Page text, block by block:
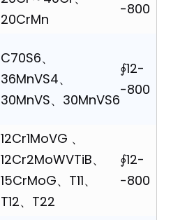
20CrMn
-800
C70S6、
36MnVS4、
30MnVS、30MnVS6
∮12-
-800
12Cr1MoVG 、
12Cr2MoWVTiB、
15CrMoG、T11、
T12、T22
∮12-
-800